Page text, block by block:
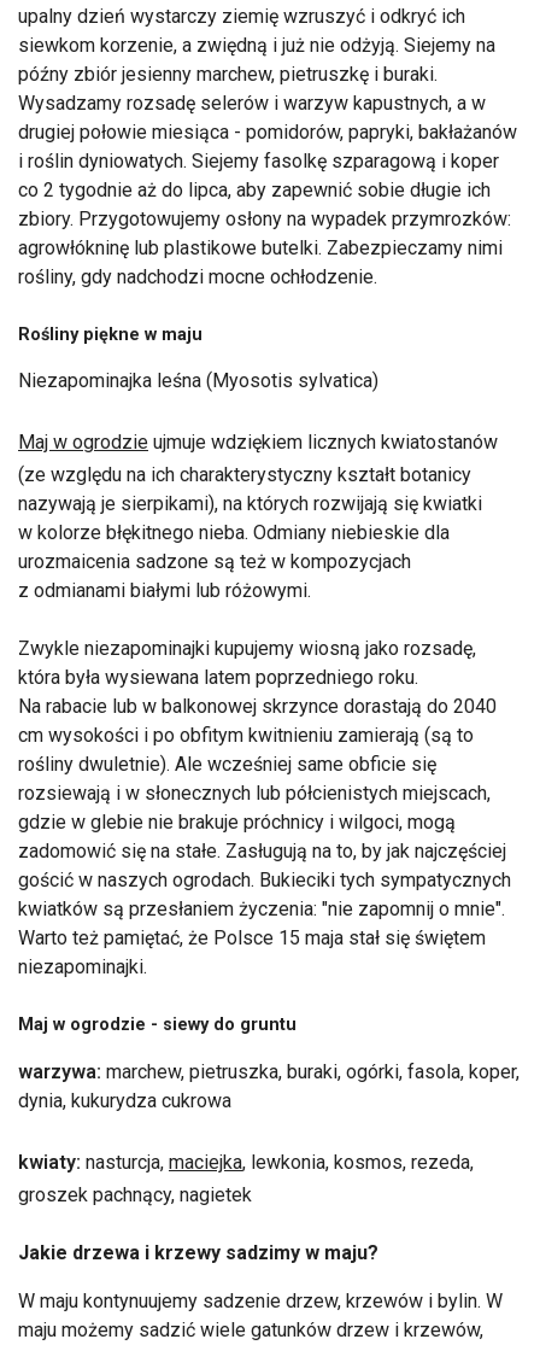
upalny dzień wystarczy ziemię wzruszyć i odkryć ich
siewkom korzenie, a zwiędną i już nie odżyją. Siejemy na
późny zbiór jesienny marchew, pietruszkę i buraki.
Wysadzamy rozsadę selerów i warzyw kapustnych, a w
drugiej połowie miesiąca - pomidorów, papryki, bakłażanów
i roślin dyniowatych. Siejemy fasolkę szparagową i koper
co 2 tygodnie aż do lipca, aby zapewnić sobie długie ich
zbiory. Przygotowujemy osłony na wypadek przymrozków:
agrowłókninę lub plastikowe butelki. Zabezpieczamy nimi
rośliny, gdy nadchodzi mocne ochłodzenie.
Rośliny piękne w maju
Niezapominajka leśna (Myosotis sylvatica)
Maj w ogrodzie ujmuje wdziękiem licznych kwiatostanów
(ze względu na ich charakterystyczny kształt botanicy
nazywają je sierpikami), na których rozwijają się kwiatki
w kolorze błękitnego nieba. Odmiany niebieskie dla
urozmaicenia sadzone są też w kompozycjach
z odmianami białymi lub różowymi.
Zwykle niezapominajki kupujemy wiosną jako rozsadę,
która była wysiewana latem poprzedniego roku.
Na rabacie lub w balkonowej skrzynce dorastają do 2040
cm wysokości i po obfitym kwitnieniu zamierają (są to
rośliny dwuletnie). Ale wcześniej same obficie się
rozsiewają i w słonecznych lub półcienistych miejscach,
gdzie w glebie nie brakuje próchnicy i wilgoci, mogą
zadomowić się na stałe. Zasługują na to, by jak najczęściej
gościć w naszych ogrodach. Bukieciki tych sympatycznych
kwiatków są przesłaniem życzenia: "nie zapomnij o mnie".
Warto też pamiętać, że Polsce 15 maja stał się świętem
niezapominajki.
Maj w ogrodzie - siewy do gruntu
warzywa: marchew, pietruszka, buraki, ogórki, fasola, koper,
dynia, kukurydza cukrowa
kwiaty: nasturcja, maciejka, lewkonia, kosmos, rezeda,
groszek pachnący, nagietek
Jakie drzewa i krzewy sadzimy w maju?
W maju kontynuujemy sadzenie drzew, krzewów i bylin. W
maju możemy sadzić wiele gatunków drzew i krzewów,